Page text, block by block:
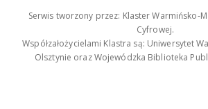
Serwis tworzony przez: Klaster Warmińsko-
Cyfrowej.
Współzałożycielami Klastra są: Uniwersytet
Olsztynie oraz Wojewódzka Biblioteka